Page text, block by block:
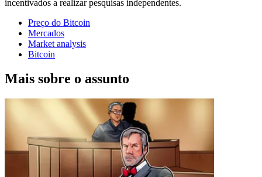
incentivados a realizar pesquisas independentes.
Preço do Bitcoin
Mercados
Market analysis
Bitcoin
Mais sobre o assunto